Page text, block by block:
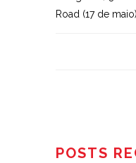
Road (17 de maio)
POSTS